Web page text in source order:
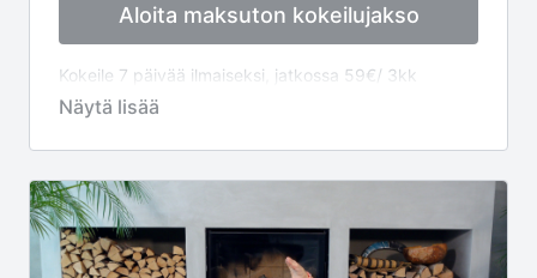
Aloita maksuton kokeilujakso
Kokeile 7 päivää ilmaiseksi, jatkossa 59€/ 3kk
laskutetaan kokeilujakson jälkeen jaksoittain
jatkuvana tilauksena. Voit perua tilauksen koska
tahansa jakson aikana.
Sisältää:
7 päivän ILMAINEN kokeilu
Laskutus 59€ / 3 kuukauden välein
Rajaton käyttö - yli 300 opetusvideota